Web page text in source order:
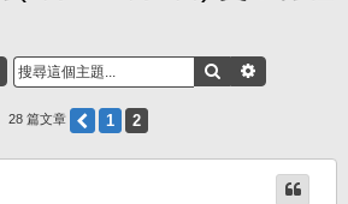
搜尋
28 篇文章 上一頁
1 2